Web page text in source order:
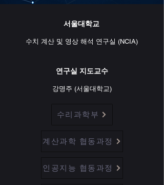
​서울대학교
​수치 계산 및 영상 해석 연구실 (NCIA)
​연구실 지도교수
​강명주 (서울대학교)
수리과학부
계산과학 협동과정
인공지능 협동과정